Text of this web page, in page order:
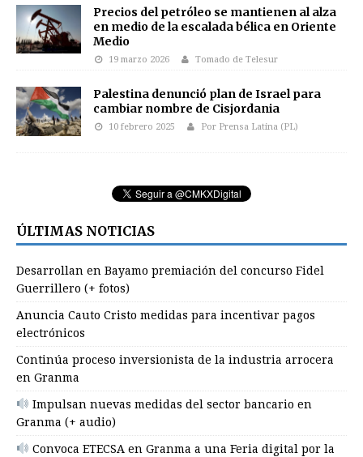
Precios del petróleo se mantienen al alza
en medio de la escalada bélica en Oriente
Medio
19 marzo 2026 Tomado de Telesur
Palestina denunció plan de Israel para
cambiar nombre de Cisjordania
10 febrero 2025 Por Prensa Latina (PL)
ÚLTIMAS NOTICIAS
Desarrollan en Bayamo premiación del concurso Fidel
Guerrillero (+ fotos)
Anuncia Cauto Cristo medidas para incentivar pagos
electrónicos
Continúa proceso inversionista de la industria arrocera
en Granma
Impulsan nuevas medidas del sector bancario en
Granma (+ audio)
Convoca ETECSA en Granma a una Feria digital por la